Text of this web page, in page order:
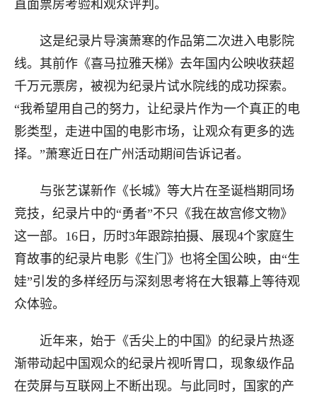
直面票房考验和观众评判。
这是纪录片导演萧寒的作品第二次进入电影院
线。其前作《喜马拉雅天梯》去年国内公映收获超
千万元票房，被视为纪录片试水院线的成功探索。
“我希望用自己的努力，让纪录片作为一个真正的电
影类型，走进中国的电影市场，让观众有更多的选
择。”萧寒近日在广州活动期间告诉记者。
与张艺谋新作《长城》等大片在圣诞档期同场
竞技，纪录片中的“勇者”不只《我在故宫修文物》
这一部。16日，历时3年跟踪拍摄、展现4个家庭生
育故事的纪录片电影《生门》也将全国公映，由“生
娃”引发的多样经历与深刻思考将在大银幕上等待观
众体验。
近年来，始于《舌尖上的中国》的纪录片热逐
渐带动起中国观众的纪录片视听胃口，现象级作品
在荧屏与互联网上不断出现。与此同时，国家的产